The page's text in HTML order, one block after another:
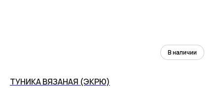
ТУНИКА ВЯЗАНАЯ (ЭКРЮ)